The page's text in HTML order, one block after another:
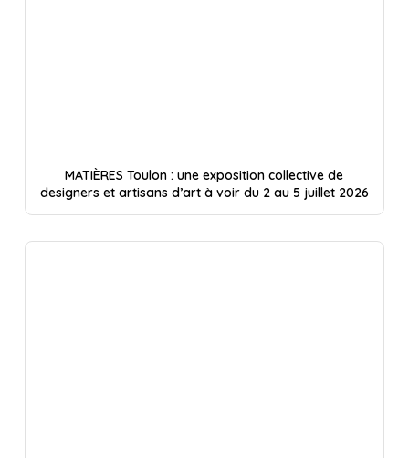
MATIÈRES Toulon : une exposition collective de
designers et artisans d’art à voir du 2 au 5 juillet 2026